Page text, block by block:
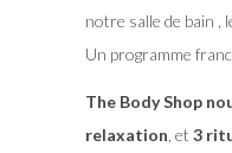
notre salle de bain ,
Un programme
The Body Shop
relaxation , et 3